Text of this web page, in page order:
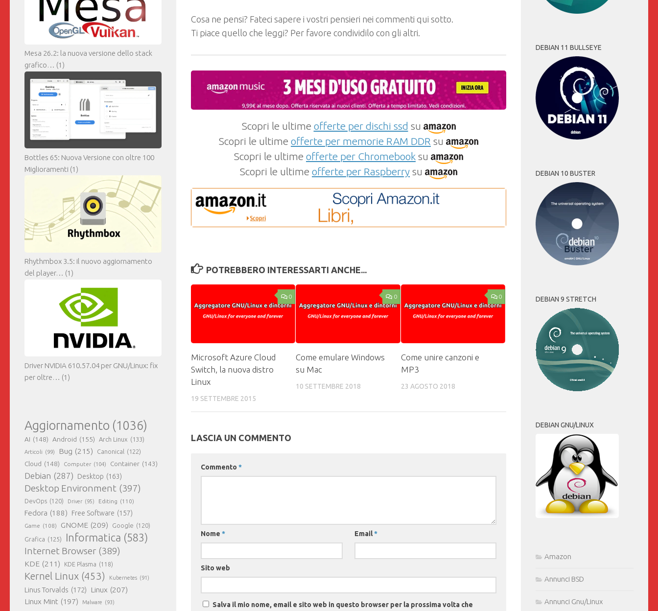
Cosa ne pensi? Fateci sapere i vostri pensieri nei commenti qui sotto.
Ti piace quello che leggi? Per favore condividilo con gli altri.
Scopri le ultime offerte per dischi ssd su
Scopri le ultime offerte per memorie RAM DDR su
Scopri le ultime offerte per Chromebook su
Scopri le ultime offerte per Raspberry su
POTREBBERO INTERESSARTI ANCHE...
0
Microsoft Azure Cloud
Switch, la nuova distro
Linux
19 SETTEMBRE 2015
0
Come emulare Windows
su Mac
10 SETTEMBRE 2018
0
Come unire canzoni e
MP3
23 AGOSTO 2018
LASCIA UN COMMENTO
Commento *
Nome * Email*
Sito web
Salva il mio nome, email e sito web in questo browser per la prossima volta che
Mesa 26.2: la nuova versione dello stack
grafico… (1)
Bottles 65: Nuova Versione con oltre 100
Miglioramenti (1)
Rhythmbox 3.5: il nuovo aggiornamento
del player… (1)
Driver NVIDIA 610.57.04 per GNU/Linux: fix
per oltre… (1)
Aggiornamento (1036)
AI (148) Android (155) Arch Linux (133)
Articoli (99) Bug (215) Canonical (122)
Cloud (148) Computer (104) Container (143)
Debian (287) Desktop (163)
Desktop Environment (397)
DevOps (120) Driver (95) Editing (110)
Fedora (188) Free Software (157)
Game (108) GNOME (209) Google (120)
Grafica (125) Informatica (583)
Internet Browser (389)
KDE (211) KDE Plasma (118)
Kernel Linux (453) Kubernetes (91)
Linus Torvalds (172) Linux (207)
Linux Mint (197) Malware (93)
DEBIAN 11 BULLSEYE
DEBIAN 10 BUSTER
DEBIAN 9 STRETCH
DEBIAN GNU/LINUX
Amazon
Annunci BSD
Annunci Gnu/Linux